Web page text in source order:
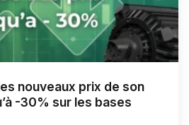
nouveaux prix de son
-30% sur les bases